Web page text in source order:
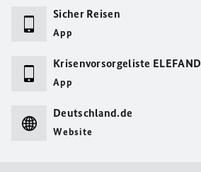
Sicher Reisen
App
Krisenvorsorgeliste ELEFAND
App
Deutschland.de
Website